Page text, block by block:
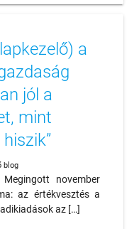
a
jól a
mint
blog
november
az értékvesztés a
az […]